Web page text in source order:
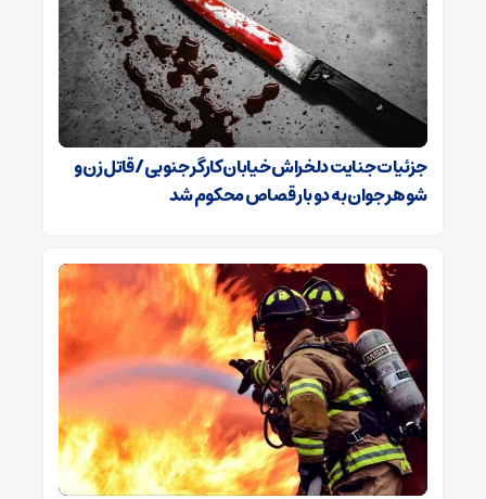
جزئیات جنایت دلخراش خیابان کارگر جنوبی/ قاتل زن و
شوهر جوان به دو بار قصاص محکوم شد